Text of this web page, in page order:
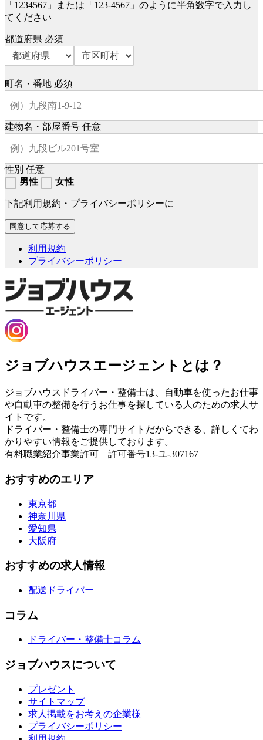
「1234567」または「123-4567」のように半角数字で入力し
てください
都道府県 必須
町名・番地 必須
建物名・部屋番号 任意
性別 任意
男性
女性
下記利用規約・プライバシーポリシーに
利用規約
プライバシーポリシー
ジョブハウスエージェントとは？
ジョブハウスドライバー・整備士は、自動車を使ったお仕事
や自動車の整備を行うお仕事を探している人のための求人サ
イトです。
ドライバー・整備士の専門サイトだからできる、詳しくてわ
かりやすい情報をご提供しております。
有料職業紹介事業許可 許可番号13-ユ-307167
おすすめのエリア
東京都
神奈川県
愛知県
大阪府
おすすめの求人情報
配送ドライバー
コラム
ドライバー・整備士コラム
ジョブハウスについて
プレゼント
サイトマップ
求人掲載をお考えの企業様
プライバシーポリシー